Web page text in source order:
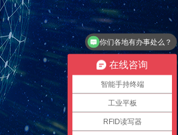
在线咨询
智能手持终端
工业平板
RFID读写器
你们各地有办事处么？